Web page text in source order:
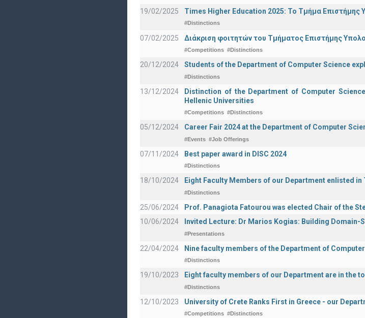
19/02/2025 Times Higher Education 2025: Το Τμήμα Επιστήμης
#Distinctions
07/02/2025 Διάκριση φοιτητών του Τμήματος Επιστήμης
#Competitions #Distinctions
20/12/2024 Students of the Department of Computer Science
#Distinctions
13/12/2024
Distinction of the Department of Computer
Hellenic Universities
#Competitions #Distinctions
05/12/2024 Career Fair 2024 at the Department of Computer
#Events #Job Offerings
07/11/2024 Best paper award in DISC 2024
#Distinctions
18/10/2024 Eight Faculty Members of our Department enlisted
#Distinctions
25/06/2024
Prof. Panagiota Fatourou was elected Chair of the
10/06/2024
Invited Lecture: Dr Marios Kogias: Building
#Presentations
22/04/2024 Nine faculty members of the Department of
#Distinctions
19/10/2023 Eight faculty members of our Department are in the
#Distinctions
12/10/2023 University of Crete Ranks First in Greece - our
#Competitions #Distinctions